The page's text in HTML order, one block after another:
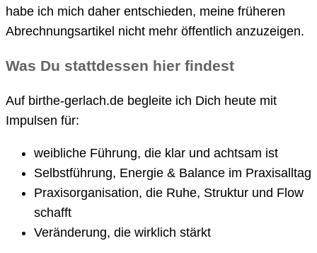
habe ich mich daher entschieden, meine früheren
Abrechnungsartikel nicht mehr öffentlich anzuzeigen.
Was Du stattdessen hier findest
Auf birthe-gerlach.de begleite ich Dich heute mit
Impulsen für:
weibliche Führung, die klar und achtsam ist
Selbstführung, Energie & Balance im Praxisalltag
Praxisorganisation, die Ruhe, Struktur und Flow
schafft
Veränderung, die wirklich stärkt